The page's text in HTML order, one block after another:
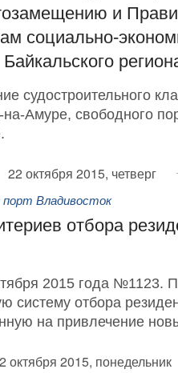
и
социально-
судостроительного
Амуре, свободного
22 октября 2015, четверг
Владивосток
отбора
2015 года №1123.
систему отбора
на привлечение
октября 2015, понедельник